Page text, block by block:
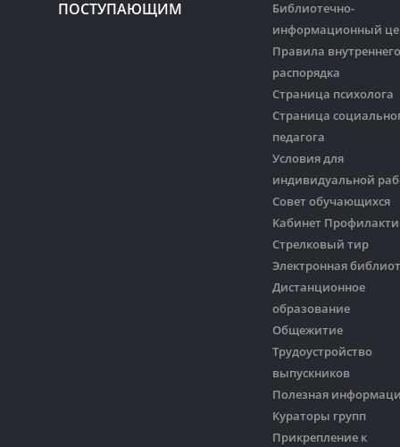
ПОСТУПАЮЩИМ
Библиотечно-
информационный
Правила внутреннего
распорядка
Страница психолога
Страница
педагога
Условия для
индивидуальной
Совет обучающихся
Кабинет
Стрелковый тир
Электронная
Дистанционное
образование
Общежитие
Трудоустройство
выпускников
Полезная
Кураторы групп
Прикрепление к